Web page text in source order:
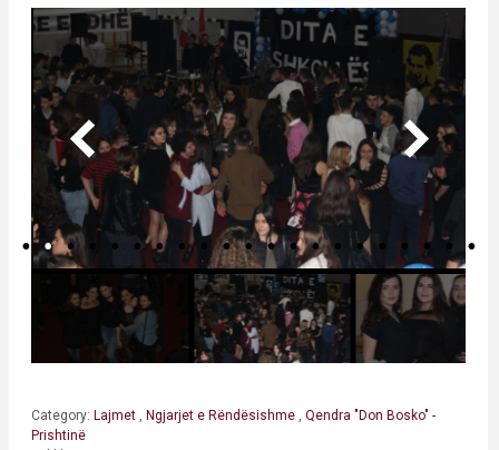
Category: Lajmet Ngjarjet e Rëndësishme
Qendra "Don Bosko" -
Prishtinë